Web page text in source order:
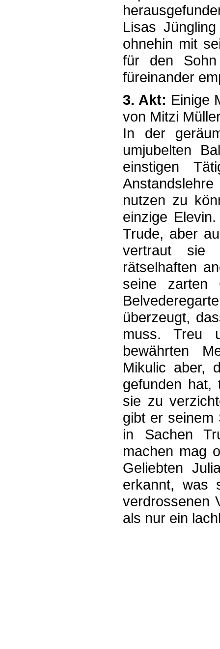
Lisas
ohnehin mit
für den
füreinander
3. Akt: Einige
von Mitzi
In der
umjubelten
einstigen
nutzen zu
einzige
Trude, aber
vertraut sie
rätselhaften
seine zarten
überzeugt,
muss. Treu
bewährten
Mikulic aber,
gefunden hat,
sie zu
gibt er seinem
in Sachen
machen mag
Geliebten
erkannt, was
verdrossenen
als nur ein